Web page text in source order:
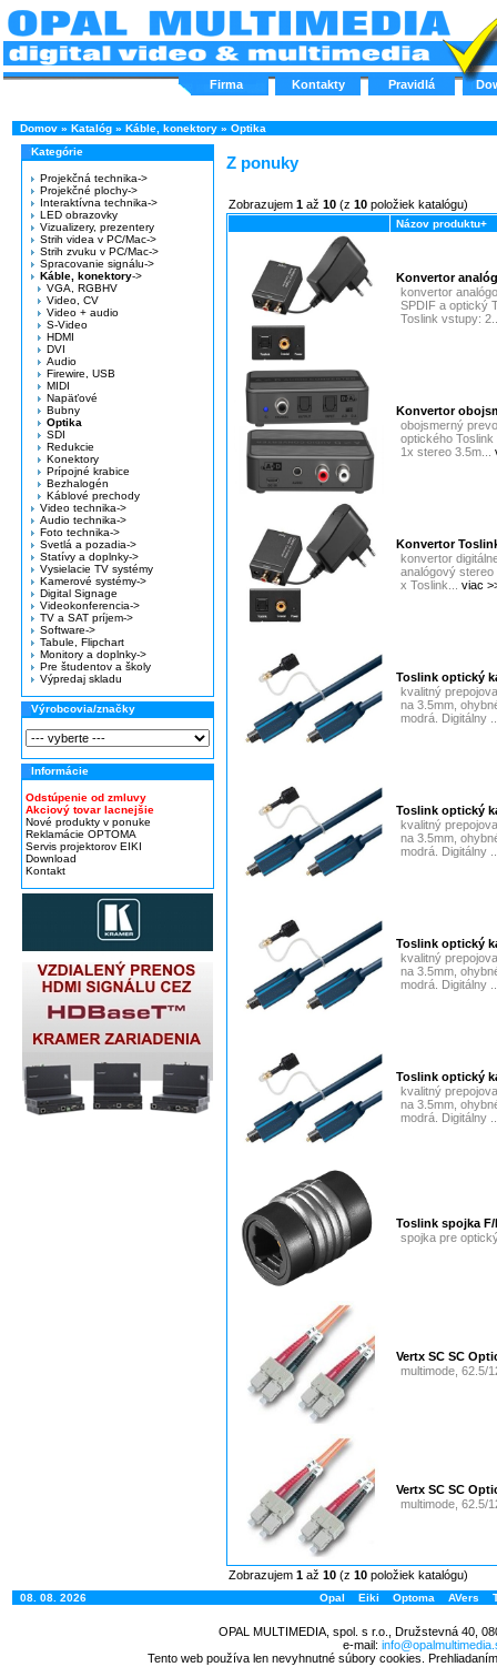
Firma Kontakty Pravidlá
Domov » Katalóg » Káble, konektory » Optika
Kategórie
Projekčná technika->
Projekčné plochy->
Interaktívna technika->
LED obrazovky
Vizualizery, prezentery
Strih videa v PC/Mac->
Strih zvuku v PC/Mac->
Spracovanie signálu->
Káble, konektory->
VGA, RGBHV
Video, CV
Video + audio
S-Video
HDMI
DVI
Audio
Firewire, USB
MIDI
Napäťové
Bubny
Optika
SDI
Redukcie
Konektory
Prípojné krabice
Bezhalogén
Káblové prechody
Video technika->
Audio technika->
Foto technika->
Svetlá a pozadia->
Statívy a doplnky->
Vysielacie TV systémy
Kamerové systémy->
Digital Signage
Videokonferencia->
TV a SAT príjem->
Software->
Tabule, Flipchart
Monitory a doplnky->
Pre študentov a školy
Výpredaj skladu
Výrobcovia/značky
Informácie
Odstúpenie od zmluvy
Akciový tovar lacnejšie
Nové produkty v ponuke
Reklamácie OPTOMA
Servis projektorov EIKI
Download
Kontakt
Z ponuky
Zobrazujem 1 až 10 (z 10 položiek katalógu)
Názov produktu+
Konvertor
konvertor
SPDIF a optický
Toslink vstupy:
Konvertor
obojsmerný
optického
1x stereo 3.5m...
Konvertor
konvertor
analógový
x Toslink... viac
Toslink optický
kvalitný
na 3.5mm,
modrá. Digitálny
Toslink optický
kvalitný
na 3.5mm,
modrá. Digitálny
Toslink optický
kvalitný
na 3.5mm,
modrá. Digitálny
Toslink optický
kvalitný
na 3.5mm,
modrá. Digitálny
Toslink spojka F/
spojka pre
Vertx SC SC
multimode, 62.5/
Vertx SC SC
multimode, 62.5/
Zobrazujem 1 až 10 (z 10 položiek katalógu)
08. 08. 2026 Opal Eiki Optoma AVers
OPAL MULTIMEDIA, spol. s r.o., Družstevná 40,
e-mail:
Tento web používa len nevyhnutné súbory cookies.